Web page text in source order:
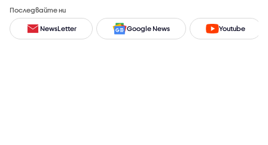
Последвайте ни
NewsLetter Google News Youtube